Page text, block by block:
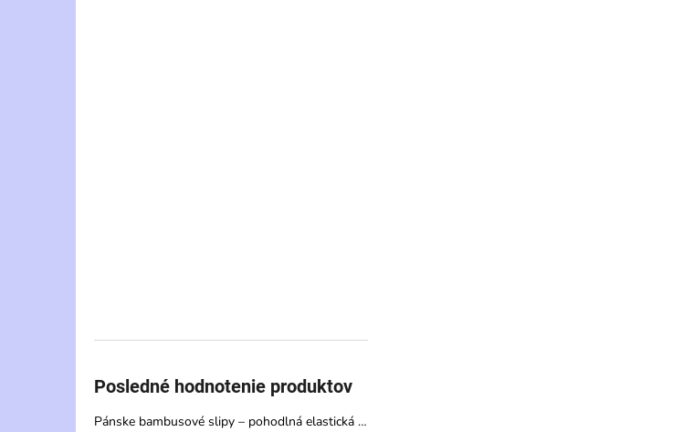
Posledné hodnotenie produktov
Pánske bambusové slipy – pohodlná elastická spodná bielizeň s vysokou savosťou